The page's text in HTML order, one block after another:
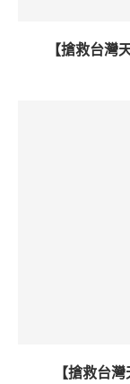
【搶救台灣
【搶救台